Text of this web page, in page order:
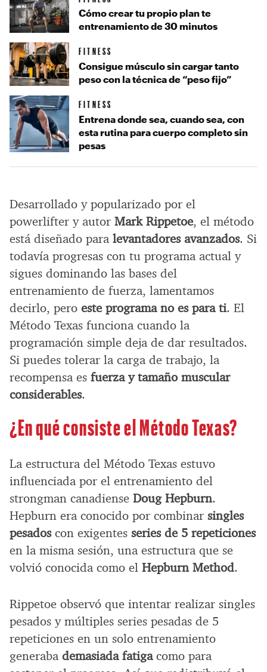
Desarrollado y popularizado por el
powerlifter y autor Mark Rippetoe, el método
está diseñado para levantadores avanzados. Si
todavía progresas con tu programa actual y
sigues dominando las bases del
entrenamiento de fuerza, lamentamos
decirlo, pero este programa no es para ti. El
Método Texas funciona cuando la
programación simple deja de dar resultados.
Si puedes tolerar la carga de trabajo, la
recompensa es fuerza y tamaño muscular
considerables.
¿En qué consiste el Método Texas?
La estructura del Método Texas estuvo
influenciada por el entrenamiento del
strongman canadiense Doug Hepburn.
Hepburn era conocido por combinar singles
pesadoscon exigentes series de 5 repeticiones
en la misma sesión, una estructura que se
volvió conocida como el Hepburn Method.
Rippetoe observó que intentar realizar singles
pesados y múltiples series pesadas de 5
repeticiones en un solo entrenamiento
generaba demasiada fatigacomo para
Cómo crear tu propio plan te
entrenamiento de 30 minutos
FITNESS
Consigue músculo sin cargar tanto
peso con la técnica de “peso fijo”
FITNESS
Entrena donde sea, cuando sea, con
esta rutina para cuerpo completo sin
pesas